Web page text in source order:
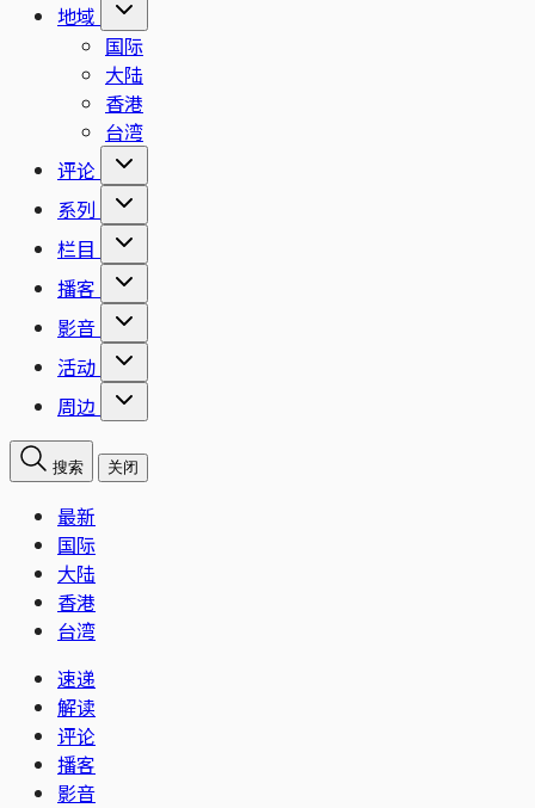
地域
国际
大陆
香港
台湾
评论
系列
栏目
播客
影音
活动
周边
搜索 关闭
最新
国际
大陆
香港
台湾
速递
解读
评论
播客
影音